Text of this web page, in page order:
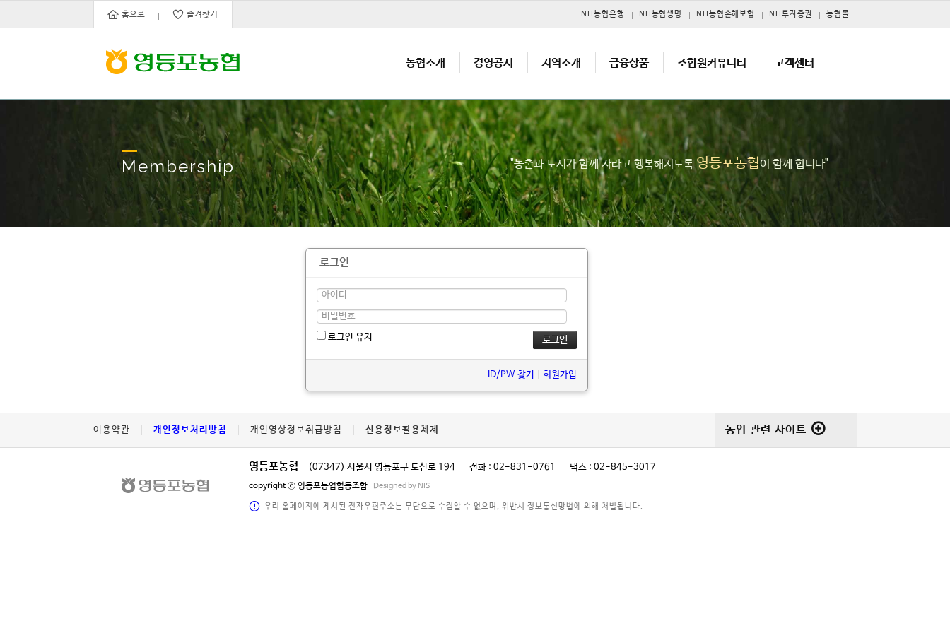
홈으로 즐겨찾기 NH농협은행 NH농협생명 NH농협손해보험 NH투자증권 농협몰
농협소개 경영공시 지역소개 금융상품 조합원커뮤니티 고객센터
Membership "농촌과 도시가 함께 자라고 행복해지도록영등포농협이 함께 합니다"
로그인
로그인 유지
ID/PW 찾기 회원가입
이용약관 개인정보처리방침 개인영상정보취급방침 신용정보활용체제 농업 관련 사이트
영등포농협 (07347) 서울시 영등포구 도신로 194 전화 : 02-831-0761 팩스 : 02-845-3017
copyright ⓒ 영등포농업협동조합 Designed by NIS
우리 홈페이지에 게시된 전자우편주소는 무단으로 수집할 수 없으며, 위반시 정보통신망법에 의해 처벌됩니다.